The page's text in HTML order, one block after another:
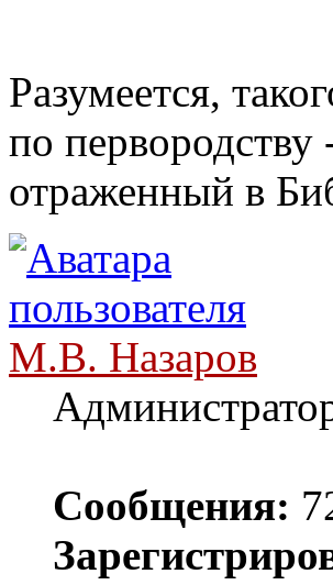
Разумеется,
по
отраженный в
М.В. Назаров
Сообщения: